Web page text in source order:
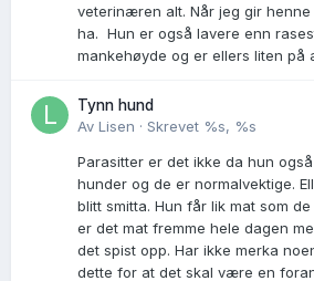
veterinæren alt. Når jeg gir
ha. Hun er også lavere enn
mankehøyde og er ellers liten på
Tynn hund
Av Lisen · Skrevet %s, %s
Parasitter er det ikke da hun
hunder og de er normalvektige.
blitt smitta. Hun får lik mat som
er det mat fremme hele dagen
det spist opp. Har ikke merka
dette for at det skal være en